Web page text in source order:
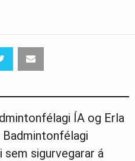
ÍA og Erla
sigurvegarar á